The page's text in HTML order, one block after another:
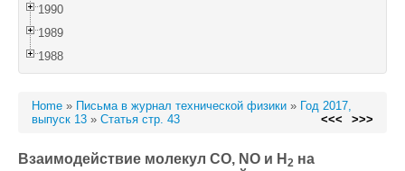
1990
1989
1988
Home » Письма в журнал технической физики » Год 2017,
выпуск 13 » Статья стр. 43 <<< >>>
Взаимодействие молекул СО, NO и Н 2 на